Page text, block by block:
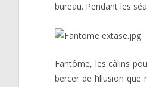
bureau. Pendant les
Fantôme, les câlins
bercer de l’illusion que